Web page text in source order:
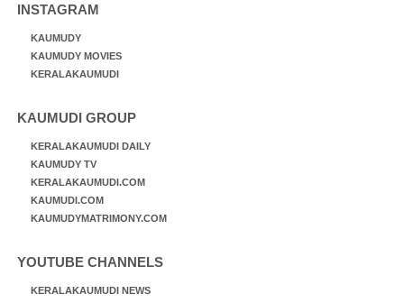
INSTAGRAM
KAUMUDY
KAUMUDY MOVIES
KERALAKAUMUDI
KAUMUDI GROUP
KERALAKAUMUDI DAILY
KAUMUDY TV
KERALAKAUMUDI.COM
KAUMUDI.COM
KAUMUDYMATRIMONY.COM
YOUTUBE CHANNELS
KERALAKAUMUDI NEWS